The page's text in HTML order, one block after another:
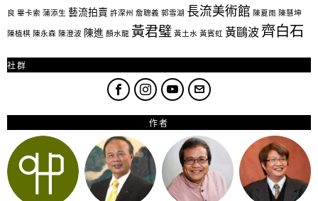
良 畢卡索 蒲添生 藝流拍賣 許深州 詹聰義 郭雪湖 長流美術館 陳夏雨 陳慧坤
陳植棋陳永森 陳澄波 陳進 顏水龍 黃君璧黃土水 黃賓虹 黃鷗波 齊白石
社群
作者